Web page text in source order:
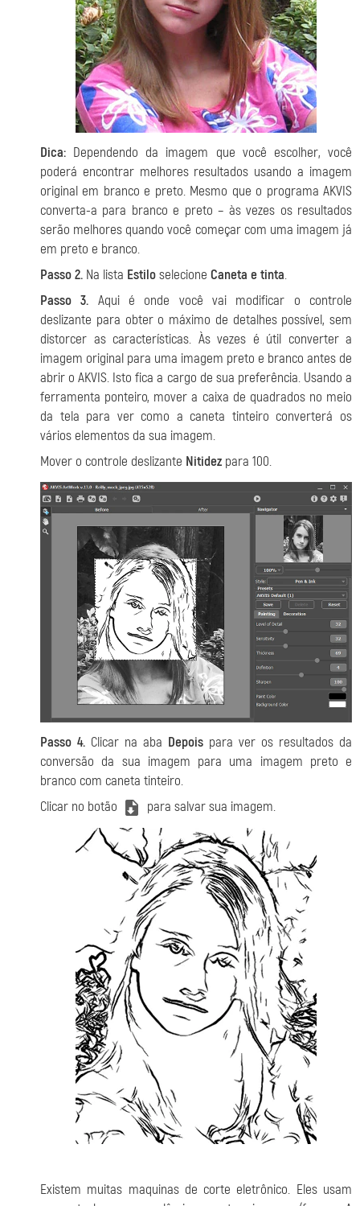
Dica: Dependendo da imagem que você escolher, você
poderá encontrar melhores resultados usando a imagem
original em branco e preto. Mesmo que o programa AKVIS
converta-a para branco e preto – às vezes os resultados
serão melhores quando você começar com uma imagem já
em preto e branco.
Passo 2. Na lista Estiloselecione Caneta e tinta.
Passo 3. Aqui é onde você vai modificar o controle
deslizante para obter o máximo de detalhes possível, sem
distorcer as características. Às vezes é útil converter a
imagem original para uma imagem preto e branco antes de
abrir o AKVIS. Isto fica a cargo de sua preferência. Usando a
ferramenta ponteiro, mover a caixa de quadrados no meio
da tela para ver como a caneta tinteiro converterá os
vários elementos da sua imagem.
Mover o controle deslizante Nitidez para 100.
Passo 4. Clicar na aba Depois para ver os resultados da
conversão da sua imagem para uma imagem preto e
branco com caneta tinteiro.
Clicar no botão
para salvar sua imagem.
Existem muitas maquinas de corte eletrônico. Eles usam